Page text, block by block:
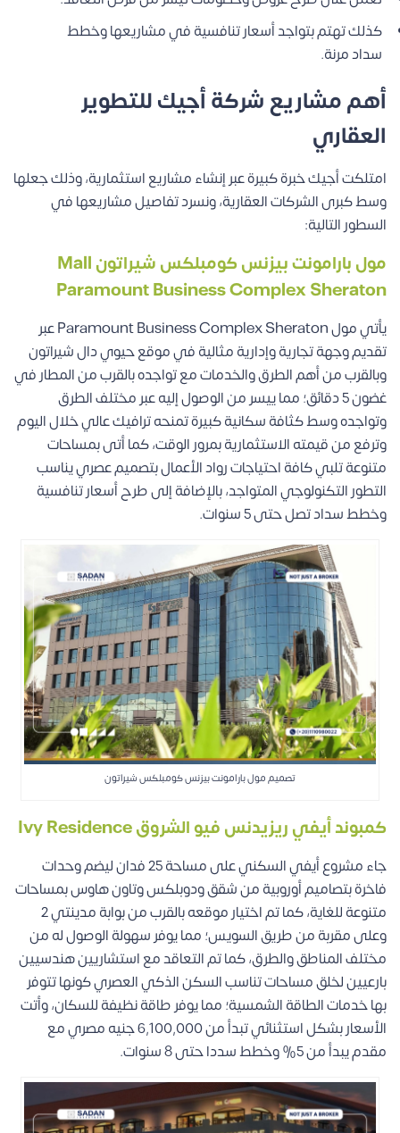
كذلك تهتم بتواجد أسعار تنافسية في مشاريعها وخطط
سداد مرنة.
أهم مشاريع شركة أجيك للتطوير
العقاري
امتلكت أجيك خبرة كبيرة عبر إنشاء مشاريع استثمارية، وذلك جعلها
وسط كبرى الشركات العقارية، ونسرد تفاصيل مشاريعها في
السطور التالية:
مول بارامونت بيزنس كومبلكس شيراتون Mall
Paramount Business Complex Sheraton
يأتي مول Paramount Business Complex Sheraton عبر
تقديم وجهة تجارية وإدارية مثالية في موقع حيوي دال شيراتون
وبالقرب من أهم الطرق والخدمات مع تواجده بالقرب من المطار في
غضون 5 دقائق؛ مما ييسر من الوصول إليه عبر مختلف الطرق
وتواجده وسط كثافة سكانية كبيرة تمنحه ترافيك عالي خلال اليوم
وترفع من قيمته الاستثمارية بمرور الوقت، كما أتى بمساحات
متنوعة تلبي كافة احتياجات رواد الأعمال بتصميم عصري يناسب
التطور التكنولوجي المتواجد، بالإضافة إلى طرح أسعار تنافسية
وخطط سداد تصل حتى 5 سنوات.
تصميم مول بارامونت بيزنس كومبلكس شيراتون
كمبوند أيفي ريزيدنس فيو الشروق Ivy Residence
جاء مشروع أيفي السكني على مساحة 25 فدان ليضم وحدات
فاخرة بتصاميم أوروبية من شقق ودوبلكس وتاون هاوس بمساحات
متنوعة للغاية، كما تم اختيار موقعه بالقرب من بوابة مدينتي 2
وعلى مقربة من طريق السويس؛ مما يوفر سهولة الوصول له من
مختلف المناطق والطرق، كما تم التعاقد مع استشاريين هندسيين
بارعيين لخلق مساحات تناسب السكن الذكي العصري كونها تتوفر
بها خدمات الطاقة الشمسية؛ مما يوفر طاقة نظيفة للسكان، وأتت
الأسعار بشكل استثنائي تبدأ من 6,100,000 جنيه مصري مع
مقدم يبدأ من 5% وخطط سددا حتى 8 سنوات.